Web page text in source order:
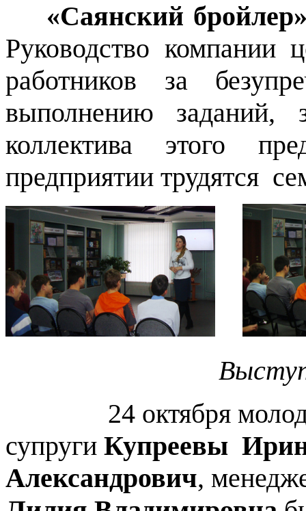
«Саянский
Руководство компании
работников за
выполнению заданий,
коллектива этого
предприятии трудятся
24 октября
супруги Купреевы
Александрович,